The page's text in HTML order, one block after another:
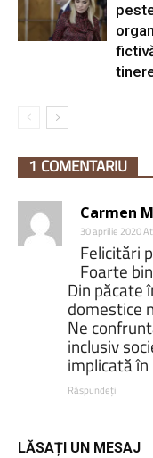
1 COMENTARIU
Carmen
30 aprilie 2020
Felicitări
Foarte
Din păcate
domestice
Ne
inclusiv
implicată
Răspundeți
LĂSAȚI UN MESAJ